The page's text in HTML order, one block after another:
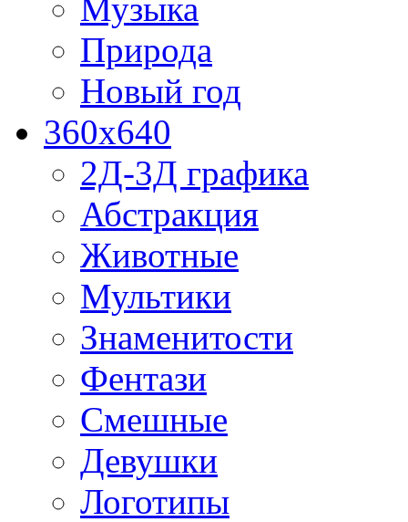
Музыка
Природа
Новый год
360x640
2Д-3Д графика
Абстракция
Животные
Мультики
Знаменитости
Фентази
Смешные
Девушки
Логотипы